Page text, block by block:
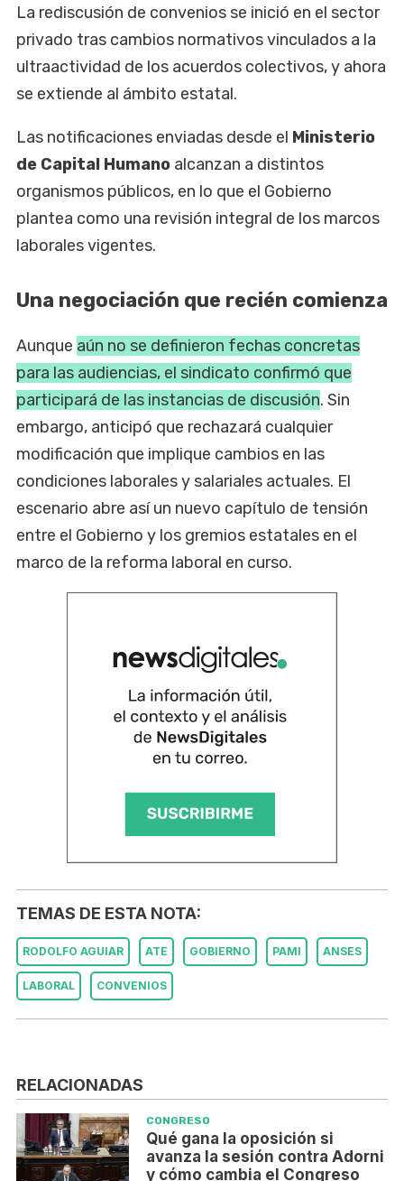
La rediscusión de convenios se inició en el sector
privado tras cambios normativos vinculados a la
ultraactividad de los acuerdos colectivos, y ahora
se extiende al ámbito estatal.
Las notificaciones enviadas desde el Ministerio
de Capital Humano alcanzan a distintos
organismos públicos, en lo que el Gobierno
plantea como una revisión integral de los marcos
laborales vigentes.
Una negociación que recién comienza
Aunque aún no se definieron fechas concretas
para las audiencias, el sindicato confirmó que
participará de las instancias de discusión. Sin
embargo, anticipó que rechazará cualquier
modificación que implique cambios en las
condiciones laborales y salariales actuales. El
escenario abre así un nuevo capítulo de tensión
entre el Gobierno y los gremios estatales en el
marco de la reforma laboral en curso.
TEMAS DE ESTA NOTA:
RODOLFO AGUIAR ATE GOBIERNO PAMI ANSES
LABORAL CONVENIOS
RELACIONADAS
CONGRESO
Qué gana la oposición si
avanza la sesión contra Adorni
y cómo cambia el Congreso